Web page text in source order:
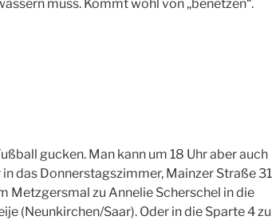
muss. Kommt wohl von „benetzen“.
gucken. Man kann um 18 Uhr aber auch
das Donnerstagszimmer, Mainzer Straße 31
Metzgersmal zu Annelie Scherschel in die
(Neunkirchen/Saar). Oder in die Sparte 4 zu